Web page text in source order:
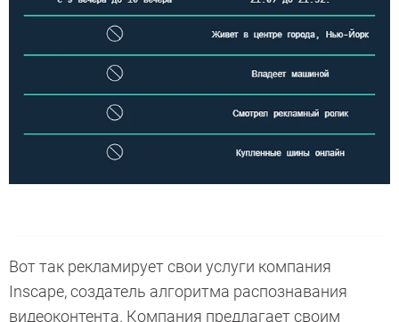
Вот так рекламирует свои услуги компания
Inscape, создатель алгоритма распознавания
видеоконтента. Компания предлагает своим